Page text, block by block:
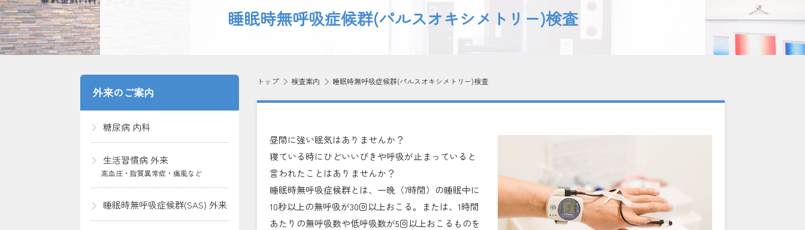
睡眠時無呼吸症候群(パルスオキシメトリー)検査
トップ 検査案内 睡眠時無呼吸症候群(パルスオキシメトリー)検査
昼間に強い眠気はありませんか？
寝ている時にひどいいびきや呼吸が止まっていると
言われたことはありませんか？
睡眠時無呼吸症候群とは、一晩（7時間）の睡眠中に
10秒以上の無呼吸が30回以上おこる。または、1時間
あたりの無呼吸数や低呼吸数が5回以上おこるものを
外来のご案内
糖尿病 内科
生活習慣病 外来
高血圧・脂質異常症・痛風など
睡眠時無呼吸症候群(SAS) 外来